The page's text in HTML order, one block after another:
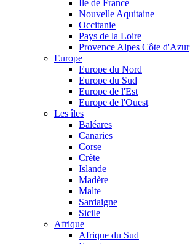
Ile de France
Nouvelle Aquitaine
Occitanie
Pays de la Loire
Provence Alpes Côte d'Azur
Europe
Europe du Nord
Europe du Sud
Europe de l'Est
Europe de l'Ouest
Les îles
Baléares
Canaries
Corse
Crète
Islande
Madère
Malte
Sardaigne
Sicile
Afrique
Afrique du Sud